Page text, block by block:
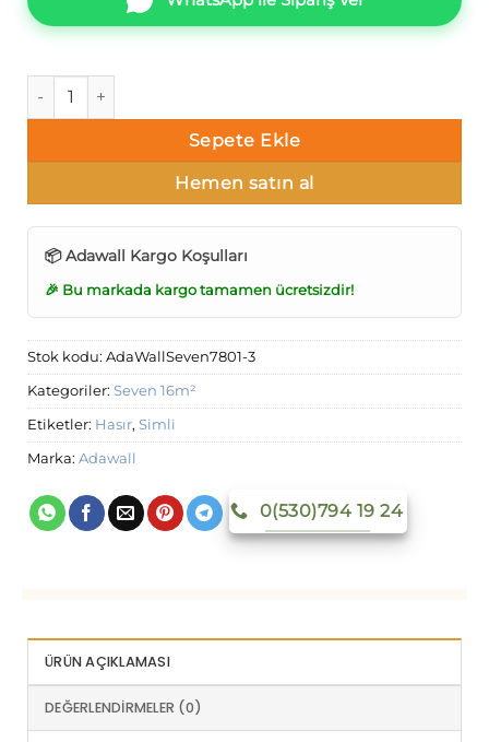
AdaWall Seven 7801-3 Duvar Kağıdı Bej Simli Hasır Desenli
Sepete Ekle
Hemen satın al
📦 Adawall Kargo Koşulları
🎉 Bu markada kargo tamamen ücretsizdir!
Stok kodu: AdaWallSeven7801-3
Kategoriler: Seven 16m²
Etiketler: Hasır, Simli
Marka: Adawall
0(530)794 19 24
ÜRÜN AÇIKLAMASI
DEĞERLENDIRMELER (0)